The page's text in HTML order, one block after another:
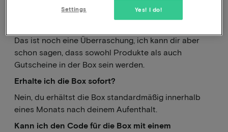
Was ist in der Goodiebox enthalten?
Das ist noch eine Überraschung, ich kann dir aber
schon sagen, dass sowohl Produkte als auch
Gutscheine in der Box sein werden.
Erhalte ich die Box sofort?
Nein, du erhältst die Box standardmäßig innerhalb
eines Monats nach deinem Aufenthalt.
Kann ich den Code für die Box mit einem
Yes! I do!
Settings